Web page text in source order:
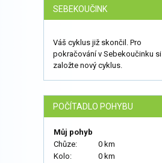
SEBEKOUČINK
Váš cyklus již skončil. Pro
pokračování v Sebekoučinku si
založte nový cyklus.
POČÍTADLO POHYBU
Můj pohyb
Chůze:
0 km
Kolo:
0 km